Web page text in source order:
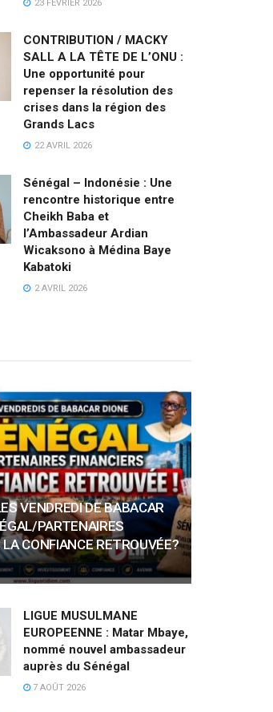
23 FÉVRIER 2026
CONTRIBUTION / MACKY
SALL A LA TÊTE DE L’ONU :
Une opportunité pour
repenser la résolution des
crises dans la région des
Grands Lacs
22 AVRIL 2026
Sénégal – Indonésie : Une
rencontre historique entre
Cheikh Baba et
l’Ambassadeur Ardian
Wicaksono à Médina Baye
Kabatoki
2 AVRIL 2026
VENDREDI DE BABACAR
PARTENAIRES
CONFIANCE RETROUVÉE?
LIGUE MUSULMANE
EUROPEENNE : Matar Mbaye,
nommé nouvel ambassadeur
auprès du Sénégal
7 AOÛT 2026